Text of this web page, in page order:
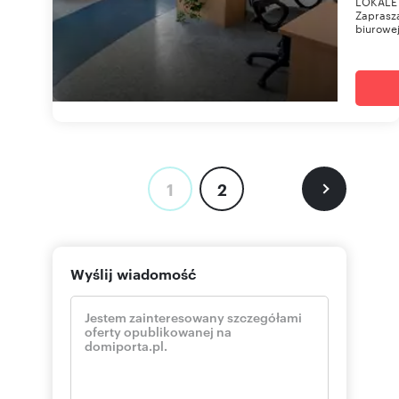
1 2
Wyślij wiadomość